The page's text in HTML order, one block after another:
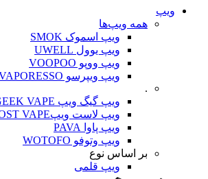
ویپ‌
همه ویپ‌ها
ویپ اسموک SMOK
ویپ یوول UWELL
ویپ ووپو VOOPOO
ویپ ویپرسو VAPORESSO
.
ویپ گیگ ویپ GEEK VAPE
ویپ لاست ویپLOST VAPE
ویپ پاوا PAVA
ویپ وتوفو WOTOFO
بر اساس نوع
ویپ قلمی